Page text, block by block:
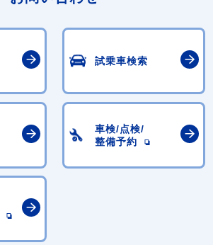
試乗車検索
車検/点検/
整備予約